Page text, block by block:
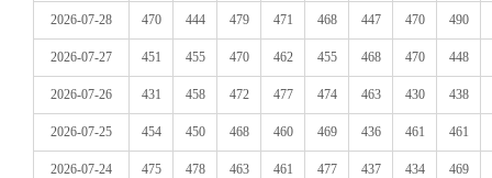
2026-07-28 470 444 479 471 468 447 470 490
2026-07-27 451 455 470 462 455 468 470 448
2026-07-26 431 458 472 477 474 463 430 438
2026-07-25 454 450 468 460 469 436 461 461
2026-07-24 475 478 463 461 477 437 434 469